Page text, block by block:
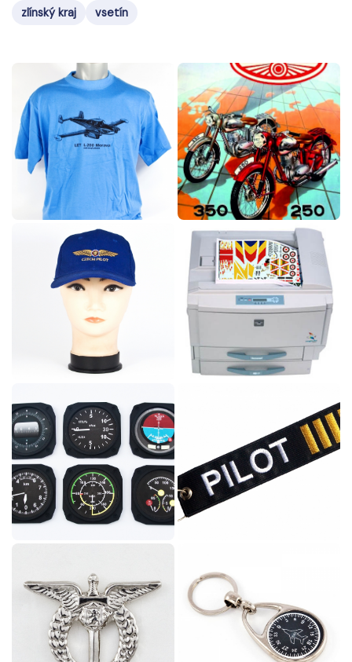
zlínský kraj vsetín